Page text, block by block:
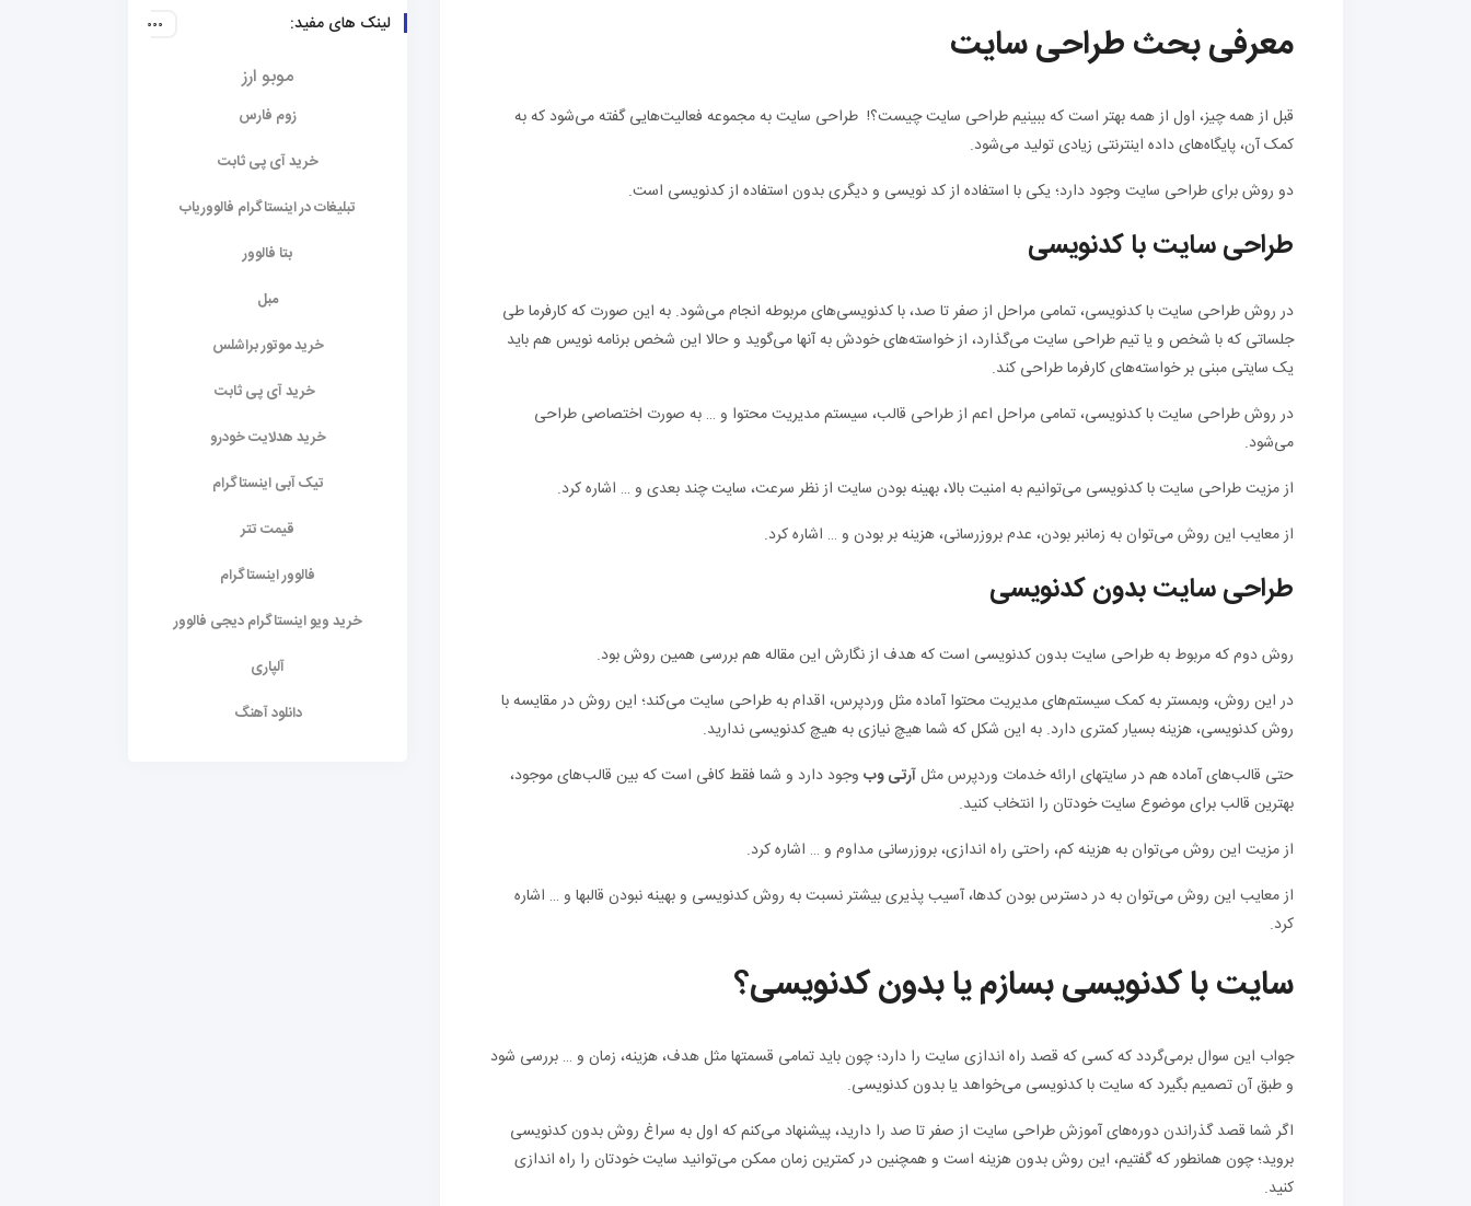
معرفی بحث طراحی سایت
قبل از همه چیز، اول از همه بهتر است که ببینیم طراحی سایت چیست؟! طراحی سایت به مجموعه فعالیت‌هایی گفته می‌شود که به
کمک آن، پایگاه‌های داده اینترنتی زیادی تولید می‌شود.
دو روش برای طراحی سایت وجود دارد؛ یکی با استفاده از کد نویسی و دیگری بدون استفاده از کدنویسی است.
طراحی سایت با کدنویسی
در روش طراحی سایت با کدنویسی، تمامی مراحل از صفر تا صد، با کدنویسی‌های مربوطه انجام می‌شود. به این صورت که کارفرما طی
جلساتی که با شخص و یا تیم طراحی سایت می‌گذارد، از خواسته‌های خودش به آنها می‌گوید و حالا این شخص برنامه نویس هم باید
یک سایتی مبنی بر خواسته‌های کارفرما طراحی کند.
در روش طراحی سایت با کدنویسی، تمامی مراحل اعم از طراحی قالب، سیستم مدیریت محتوا و … به صورت اختصاصی طراحی
می‌شود.
از مزیت طراحی سایت با کدنویسی می‌توانیم به امنیت بالا، بهینه بودن سایت از نظر سرعت، سایت چند بعدی و … اشاره کرد.
از معایب این روش می‌توان به زمانبر بودن، عدم بروزرسانی، هزینه بر بودن و … اشاره کرد.
طراحی سایت بدون کدنویسی
روش دوم که مربوط به طراحی سایت بدون کدنویسی است که هدف از نگارش این مقاله هم بررسی همین روش بود.
در این روش، وبمستر به کمک سیستم‌های مدیریت محتوا آماده مثل وردپرس، اقدام به طراحی سایت می‌کند؛ این روش در مقایسه با
روش کدنویسی، هزینه بسیار کمتری دارد. به این شکل که شما هیچ نیازی به هیچ کدنویسی ندارید.
حتی قالب‌های آماده هم در سایتهای ارائه خدمات وردپرس مثلآرتی وب وجود دارد و شما فقط کافی است که بین قالب‌های موجود،
بهترین قالب برای موضوع سایت خودتان را انتخاب کنید.
از مزیت این روش می‌توان به هزینه کم، راحتی راه اندازی، بروزرسانی مداوم و … اشاره کرد.
از معایب این روش می‌توان به در دسترس بودن کدها، آسیب پذیری بیشتر نسبت به روش کدنویسی و بهینه نبودن قالبها و … اشاره
کرد.
سایت با کدنویسی بسازم یا بدون کدنویسی؟
جواب این سوال برمی‌گردد که کسی که قصد راه اندازی سایت را دارد؛ چون باید تمامی قسمتها مثل هدف، هزینه، زمان و … بررسی شود
و طبق آن تصمیم بگیرد که سایت با کدنویسی می‌خواهد یا بدون کدنویسی.
اگر شما قصد گذراندن دوره‌های آموزش طراحی سایت از صفر تا صد را دارید، پیشنهاد می‌کنم که اول به سراغ روش بدون کدنویسی
بروید؛ چون همانطور که گفتیم، این روش بدون هزینه است و همچنین در کمترین زمان ممکن می‌توانید سایت خودتان را راه اندازی
کنید.
لینک های مفید:
موبو ارز
زوم فارس
خرید آی پی ثابت
تبلیغات در اینستاگرام فالووریاب
بتا فالوور
مبل
خرید موتور براشلس
خرید آی پی ثابت
خرید هدلایت خودرو
تیک آبی اینستاگرام
قیمت تتر
فالوور اینستاگرام
خرید ویو اینستاگرام دیجی فالوور
آلپاری
دانلود آهنگ